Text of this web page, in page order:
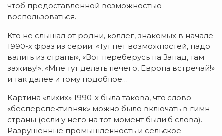
чтоб предоставленной возможностью
воспользоваться.
Кто не слышал от родни, коллег, знакомых в начале
1990-х фраз из серии: «Тут нет возможностей, надо
валить из страны», «Вот переберусь на Запад, там
заживу!», «Мне тут делать нечего, Европа встречай!»
и так далее и тому подобное…
Картина «лихих» 1990-х была такова, что слово
«бесперспективняк» можно было включать в гимн
страны (если у него на тот момент были б слова).
Разрушенные промышленность и сельское